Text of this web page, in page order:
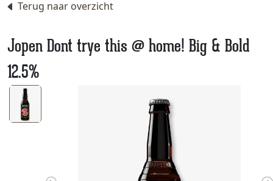
Terug naar overzicht
Jopen Dont trye this @ home! Big & Bold
12.5%